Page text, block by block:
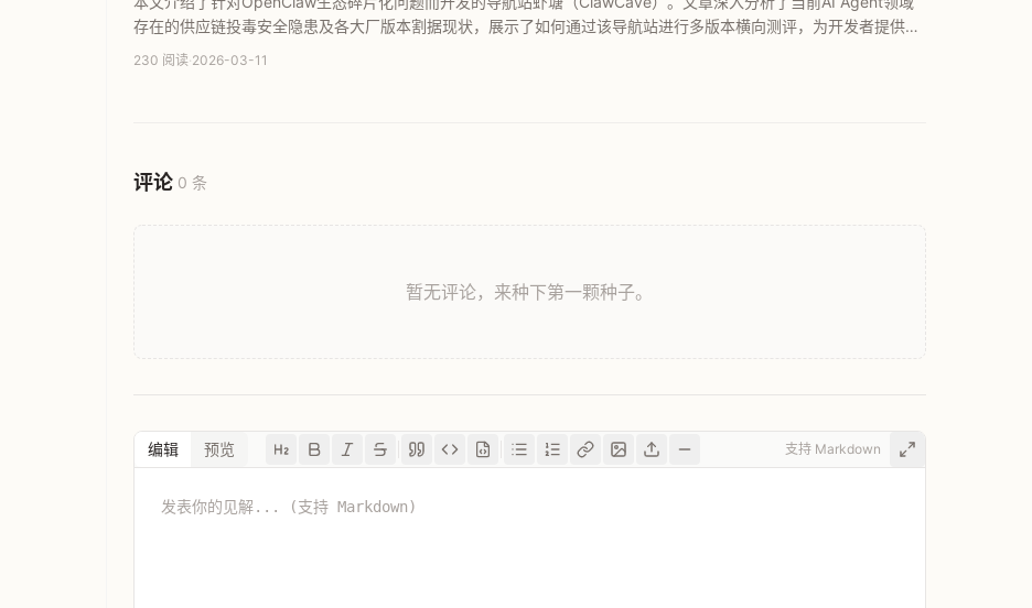
存在的供应链投毒安全隐患及各大厂版本割据现状，展示了如何通过该导航站进行多版本横向测评，为开发者提供更
安全、高效的魔改版OpenClaw选择指南。
230 阅读·2026-03-11
评论 0 条
暂无评论，来种下第一颗种子。
编辑 预览 支持 Markdown